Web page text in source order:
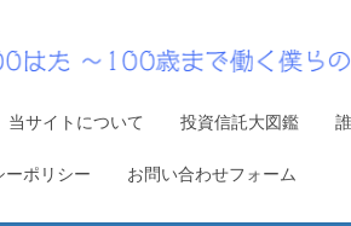
当サイトについて 投資信託大図鑑
ーポリシー お問い合わせフォーム